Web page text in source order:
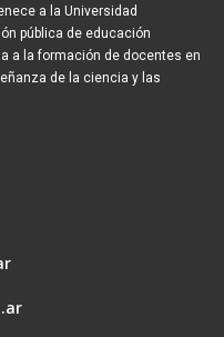
a la Universidad
pública de educación
a la formación de docentes en
de la ciencia y las